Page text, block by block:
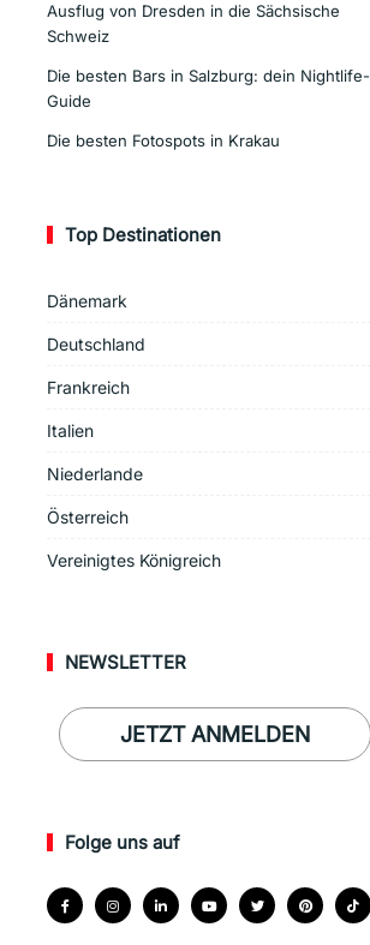
Ausflug von Dresden in die Sächsische
Schweiz
Die besten Bars in Salzburg: dein Nightlife-
Guide
Die besten Fotospots in Krakau
Top Destinationen
Dänemark
Deutschland
Frankreich
Italien
Niederlande
Österreich
Vereinigtes Königreich
NEWSLETTER
JETZT ANMELDEN
Folge uns auf